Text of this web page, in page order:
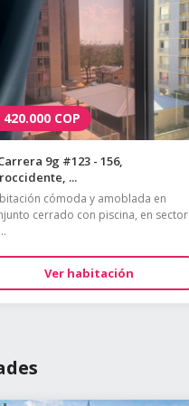
420.000 COP
9g #123 - 156,
...
cómoda y amoblada en
cerrado con piscina, en sector
Ver habitación